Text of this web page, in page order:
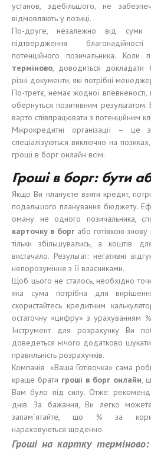
установ, здебільшого, не
відмовляють у позиці.
По-друге, незалежно від суми
підтвердження
потенційного позичальника. Коли
терміново, доводиться докладати
різні документи, які потрібні
По-третє, немає жодної
обернуться позитивним
варто співпрацювати з потенційним
Мікрокредитні організації – це
спеціалізуються виключно на
гроші в борг онлайн всім.
Грошів борг: бути
Якщо Ви плануєте взяти кредит,
подальшого планування бюджету.
оману не одного позичальника,
карточку в боргабо готівкою знову
тільки збільшувались, а коштів
вистачало. Результат: негативні
непорозуміння з її власниками.
Щоб цього не сталось, необхідно
яка сума потрібна для
скористайтесь кредитним
остаточну «цифру» з урахуванням
Інструмент для розрахунку Ви
доведеться нічого додатково
правильність розрахунків.
Компанія «Ваша Готівочка» сама
краще брати гроші в борг онлайн,
Вам було під силу. Отже:
днів. За бажання, Ви легко
запам`ятайте, що % за
нараховуються щоденно.
Грошіна картку терміново: